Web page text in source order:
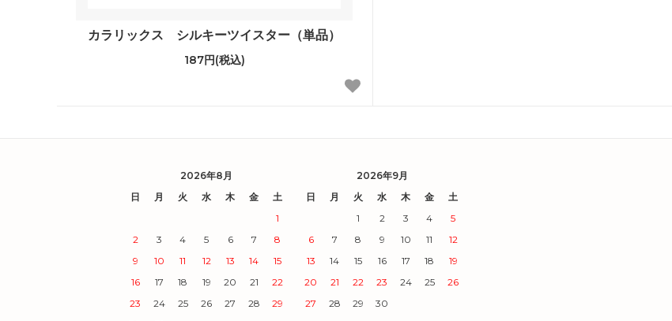
カラリックス シルキーツイスター（単品）
187円(税込)
2026年8月
日
月 火 水 木 金
土
1
2
3 4 5 6 7
8
9
10 11 12 13 14
15
16
17 18 19 20 21
22
23
24 25 26 27 28
29
2026年9月
日
月 火 水 木 金
土
1
2 3 4
5
6
7 8 9 10 11
12
13
14 15 16 17 18
19
20
21 22 23 24 25
26
27
28 29 30